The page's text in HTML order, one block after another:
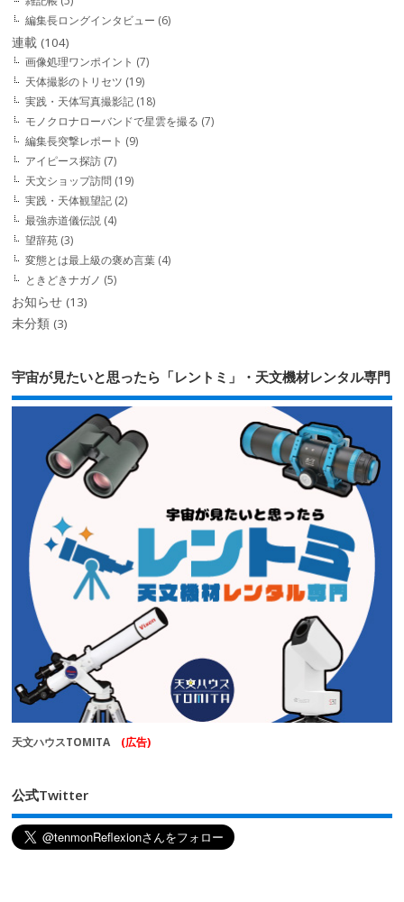
編集長ロングインタビュー (6)
連載 (104)
画像処理ワンポイント (7)
天体撮影のトリセツ (19)
実践・天体写真撮影記 (18)
モノクロナローバンドで星雲を撮る (7)
編集長突撃レポート (9)
アイピース探訪 (7)
天文ショップ訪問 (19)
実践・天体観望記 (2)
最強赤道儀伝説 (4)
望辞苑 (3)
変態とは最上級の褒め言葉 (4)
ときどきナガノ (5)
お知らせ (13)
未分類 (3)
宇宙が見たいと思ったら「レントミ」・天文機材レンタル専門
天文ハウスTOMITA (広告)
公式Twitter